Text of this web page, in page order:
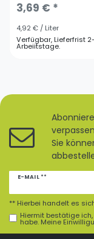
3,69 € *
4,92 € / Liter
Verfügbar, Lieferfrist
Arbeiitstage.
Sie
E-MAIL **
Newsletter
Hiermit bestätige
habe. Meine
** Hierbei handelt es